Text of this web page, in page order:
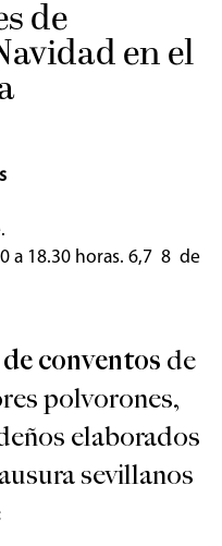
de
en el
a 18.30 horas. 6,7 8 de
conventos de
polvorones,
elaborados
sevillanos